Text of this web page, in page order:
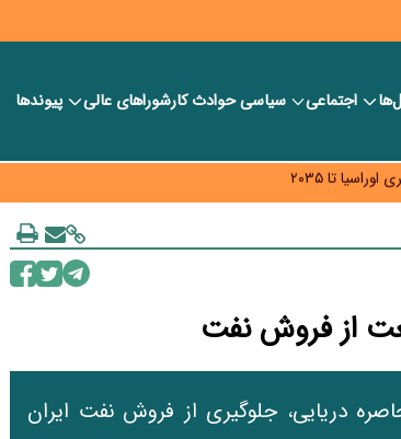
اجتماعی سیاسیحوادث کارشورا‎های عالی پیوندها
صرافی‌ها
توسعه می‌یابد
مالیاتی در حمایت از تولید
از فروش نفت
دریایی، جلوگیری از فروش نفت ایران